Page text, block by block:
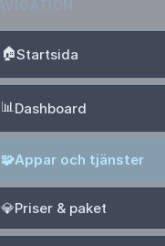
🏠Startsida
📊Dashboard
🧩Appar och tjänster
💎Priser & paket